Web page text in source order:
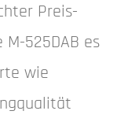
Preis-
525DAB es
wie